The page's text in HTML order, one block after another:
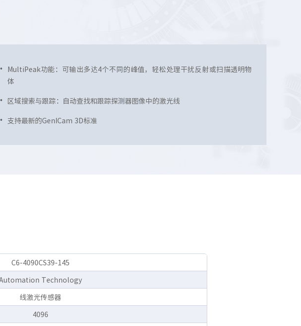
MultiPeak功能：可输出多达4个不同的峰值，轻松处理干扰反射或扫描透明物
体
区域搜索与跟踪：自动查找和跟踪探测器图像中的激光线
支持最新的GenICam 3D标准
C6-4090CS39-145
Technology
线激光传感器
4096